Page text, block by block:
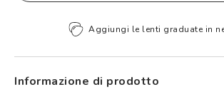
Aggiungi le lenti graduate in
Informazione di prodotto